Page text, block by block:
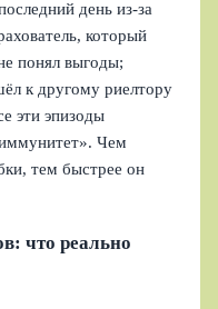
день из‑за
который
понял выгоды;
к другому риелтору
эти эпизоды
Чем
тем быстрее он
что реально